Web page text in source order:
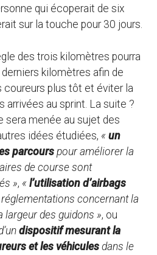
qui écoperait de six
sur la touche pour 30 jours.
des trois kilomètres pourra
kilomètres afin de
coureurs plus tôt et éviter la
arrivées au sprint. La suite ?
sera menée au sujet des
idées étudiées, « un
parcourspour améliorer la
de course sont
», « l’utilisation d’airbags
réglementations concernant la
largeur des guidons », ou
dispositif mesurant la
et les véhicules dans le